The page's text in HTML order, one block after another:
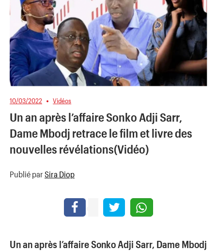
10/03/2022 Vidéos
Un an après l’affaire Sonko Adji Sarr,
Dame Mbodj retrace le film et livre des
nouvelles révélations(Vidéo)
Publié par Sira Diop
Un an après l’affaire Sonko Adji Sarr, Dame Mbodj